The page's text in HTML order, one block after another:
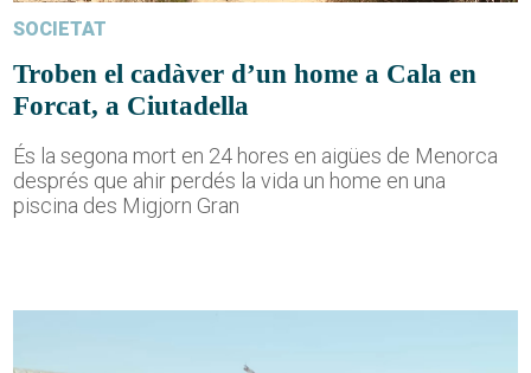
SOCIETAT
Troben el cadàver d’un home a Cala en
Forcat, a Ciutadella
És la segona mort en 24 hores en aigües de Menorca
després que ahir perdés la vida un home en una
piscina des Migjorn Gran